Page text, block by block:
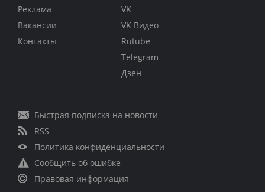
Реклама
Вакансии
Контакты
VK
VK Видео
Rutube
Telegram
Дзен
Быстрая подписка на новости
RSS
Политика конфиденциальности
Сообщить об ошибке
Правовая информация